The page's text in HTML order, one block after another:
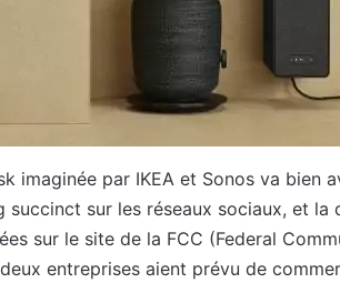
imaginée par IKEA et Sonos va bien
succinct sur les réseaux sociaux, et la
sur le site de la FCC (Federal
entreprises aient prévu de